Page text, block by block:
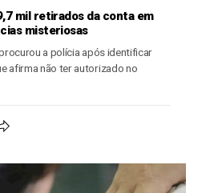
mil retirados da conta em
misteriosas
a polícia após identificar
afirma não ter autorizado no